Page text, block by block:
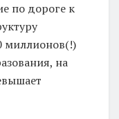
по дороге к
миллионов(!)
на